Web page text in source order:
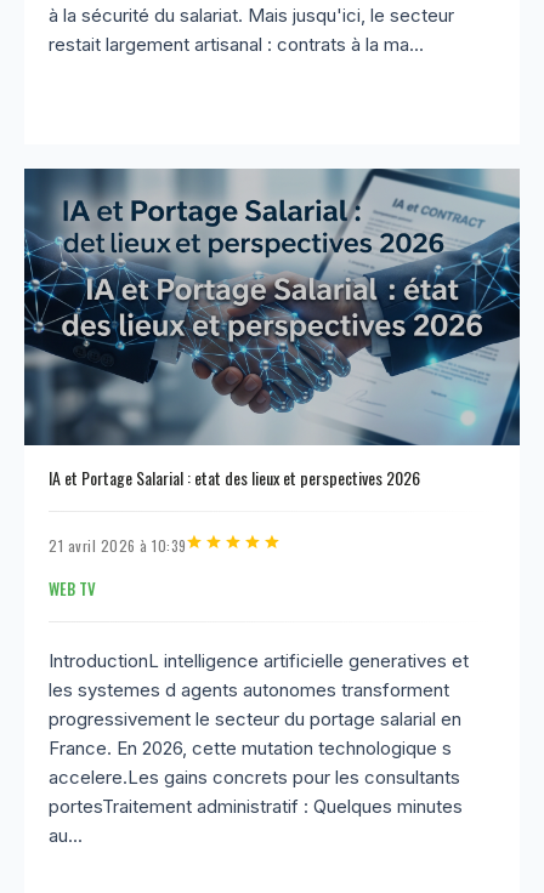
à la sécurité du salariat. Mais jusqu'ici, le secteur
restait largement artisanal : contrats à la ma...
IA et Portage Salarial : etat des lieux et perspectives 2026
21 avril 2026 à 10:39
WEB TV
IntroductionL intelligence artificielle generatives et
les systemes d agents autonomes transforment
progressivement le secteur du portage salarial en
France. En 2026, cette mutation technologique s
accelere.Les gains concrets pour les consultants
portesTraitement administratif : Quelques minutes
au...